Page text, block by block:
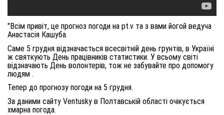
"Всім привіт, це прогноз погоди на pt.v та з вами йогой ведуча
Анастасія Кашуба.
Саме 5 грудня відзначається всесвітній день грунтів, в Україні
ж святкують День працівників статистики. У всьому світі
відзначають День волонтерів, тож не забувайте про допомогу
людям .
Тепер до прогнозу погоди на 5 грудня.
За даними сайту Ventusky в Полтавській області очікується
хмарна погода.